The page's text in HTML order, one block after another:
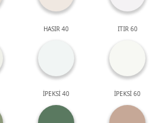
HASIR 40 ITIR 60
İPEKSİ 40 İPEKSİ 60